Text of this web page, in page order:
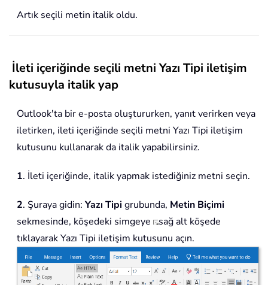
Artık seçili metin italik oldu.
İleti içeriğinde seçili metni Yazı Tipi iletişim
kutusuyla italik yap
Outlook'ta bir e-posta oluştururken, yanıt verirken veya
iletirken, ileti içeriğinde seçili metni Yazı Tipi iletişim
kutusunu kullanarak da italik yapabilirsiniz.
1. İleti içeriğinde, italik yapmak istediğiniz metni seçin.
2. Şuraya gidin: Yazı Tipi grubunda, Metin Biçimi
sekmesinde, köşedeki simgeye
sağ alt köşede
tıklayarak Yazı Tipi iletişim kutusunu açın.